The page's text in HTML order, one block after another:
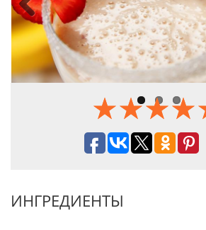
Previous
ИНГРЕДИЕНТЫ